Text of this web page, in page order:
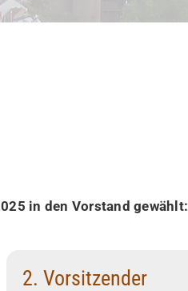
in den Vorstand gewählt:
2. Vorsitzender